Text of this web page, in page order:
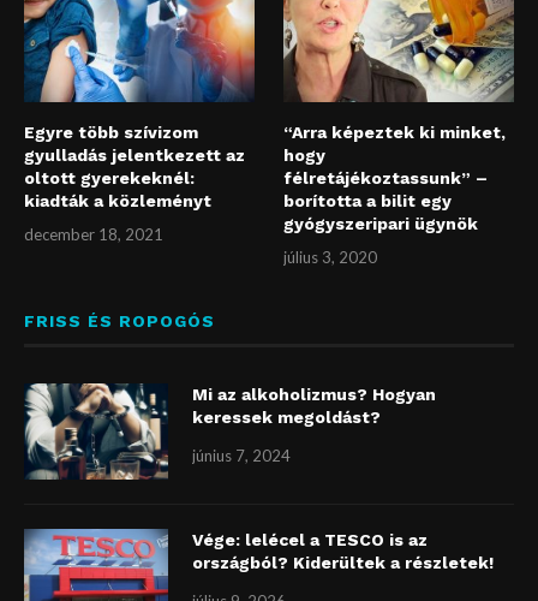
Egyre több szívizom
gyulladás jelentkezett az
oltott gyerekeknél:
kiadták a közleményt
december 18, 2021
“Arra képeztek ki minket,
hogy
félretájékoztassunk” –
borította a bilit egy
gyógyszeripari ügynök
július 3, 2020
FRISS ÉS ROPOGÓS
Mi az alkoholizmus? Hogyan
keressek megoldást?
június 7, 2024
Vége: lelécel a TESCO is az
országból? Kiderültek a részletek!